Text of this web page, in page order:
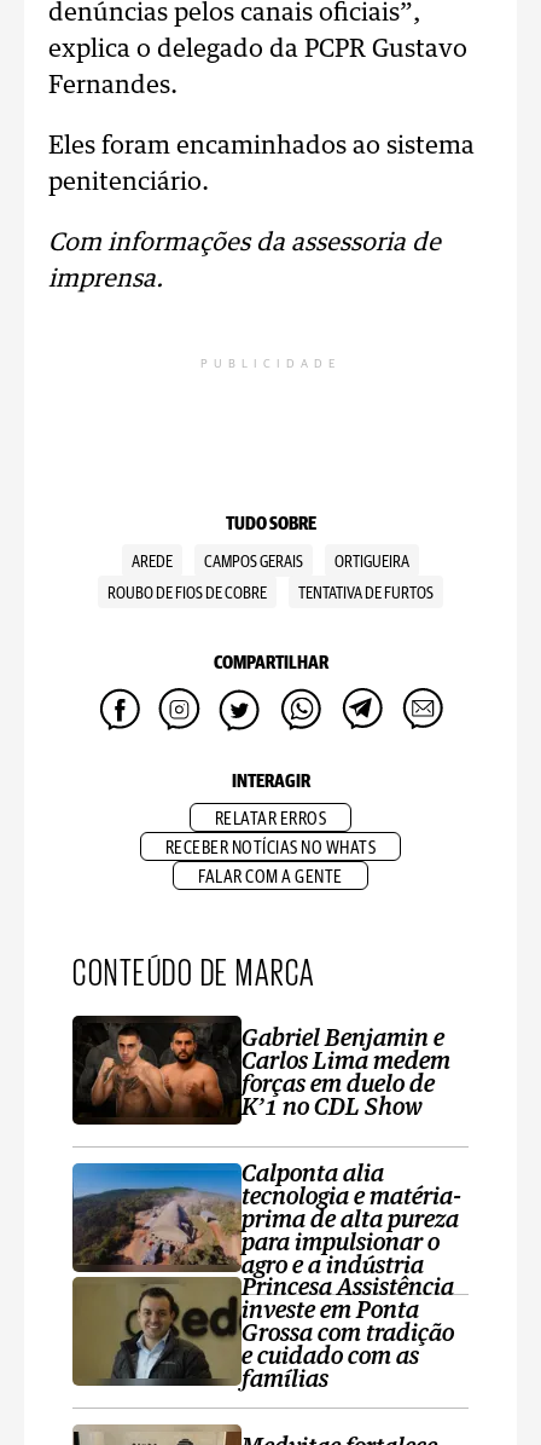
denúncias pelos canais oficiais”,
explica o delegado da PCPR Gustavo
Fernandes.
Eles foram encaminhados ao sistema
penitenciário.
Com informações da assessoria de
imprensa.
PUBLICIDADE
TUDO SOBRE
AREDE CAMPOS GERAIS
ORTIGUEIRA
ROUBO DE FIOS DE COBRE
TENTATIVA DE FURTOS
COMPARTILHAR
INTERAGIR
RELATAR ERROS
RECEBER NOTÍCIAS NO WHATS
FALAR COM A GENTE
CONTEÚDO DE MARCA
Gabriel Benjamin e
Carlos Lima medem
forças em duelo de
K’1 no CDL Show
Calponta alia
tecnologia e matéria-
prima de alta pureza
para impulsionar o
agro e a indústria
Princesa Assistência
investe em Ponta
Grossa com tradição
e cuidado com as
famílias